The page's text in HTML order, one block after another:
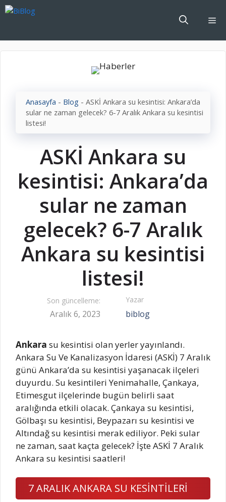
İçeriğe
Anasayfa - Blog - ASKİ Ankara su kesintisi: Ankara’da
sular ne zaman gelecek? 6-7 Aralık Ankara su kesintisi
listesi!
ASKİ Ankara su
kesintisi: Ankara’da
sular ne zaman
gelecek? 6-7 Aralık
Ankara su kesintisi
listesi!
Son güncelleme:
Aralık 6, 2023
Yazar
biblog
Ankara su kesintisi olan yerler yayınlandı.
Ankara Su Ve Kanalizasyon İdaresi (ASKİ) 7 Aralık
günü Ankara’da su kesintisi yaşanacak ilçeleri
duyurdu. Su kesintileri Yenimahalle, Çankaya,
Etimesgut ilçelerinde bugün belirli saat
aralığında etkili olacak. Çankaya su kesintisi,
Gölbaşı su kesintisi, Beypazarı su kesintisi ve
Altındağ su kesintisi merak ediliyor. Peki sular
ne zaman, saat kaçta gelecek? İşte ASKİ 7 Aralık
Ankara su kesintisi saatleri!
7 ARALIK ANKARA SU KESİNTİLERİ